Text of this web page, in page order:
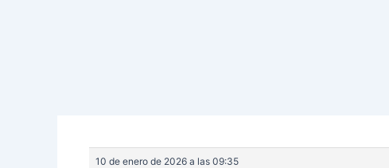
10 de enero de 2026 a las 09:35